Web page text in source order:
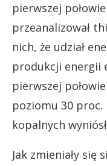
pierwszej
przeanalizował
nich, że udział
produkcji energii
pierwszej
poziomu 30
kopalnych
Jak zmieniały